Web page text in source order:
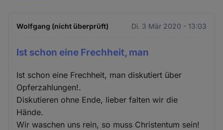
Wolfgang (nicht überprüft) Di. 3 Mär 2020 - 13:03
Ist schon eine Frechheit, man
Ist schon eine Frechheit, man diskutiert über
Opferzahlungen!.
Diskutieren ohne Ende, lieber falten wir die
Hände.
Wir waschen uns rein, so muss Christentum sein!